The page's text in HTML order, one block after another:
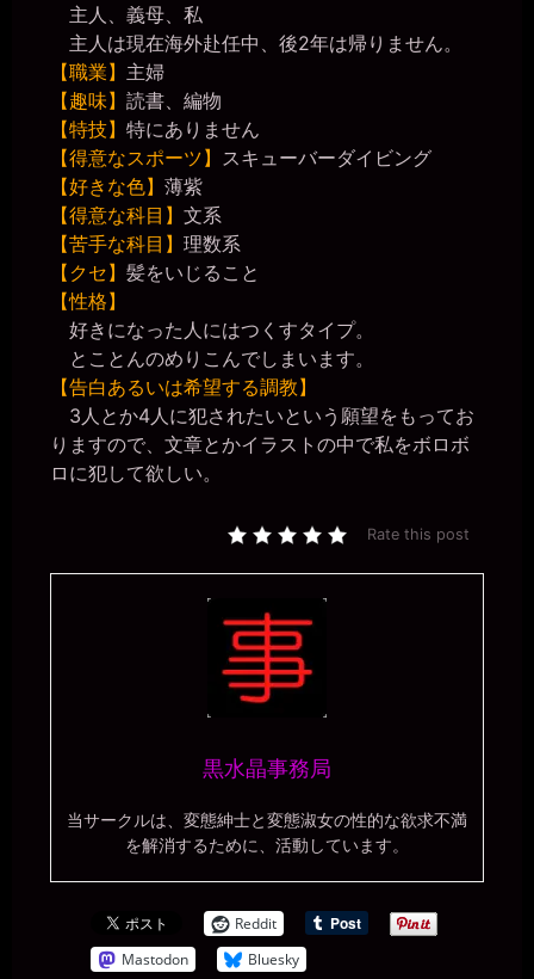
主人、義母、私
主人は現在海外赴任中、後2年は帰りません。
【職業】 主婦
【趣味】 読書、編物
【特技】 特にありません
【得意なスポーツ】 スキューバーダイビング
【好きな色】 薄紫
【得意な科目】 文系
【苦手な科目】 理数系
【クセ】 髪をいじること
【性格】
好きになった人にはつくすタイプ。
とことんのめりこんでしまいます。
【告白あるいは希望する調教】
3人とか4人に犯されたいという願望をもってお
りますので、文章とかイラストの中で私をボロボ
ロに犯して欲しい。
Rate this post
黒水晶事務局
当サークルは、変態紳士と変態淑女の性的な欲求不満
を解消するために、活動しています。
Reddit
Mastodon
Bluesky